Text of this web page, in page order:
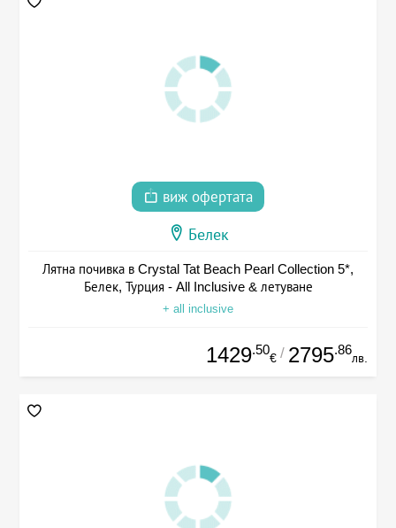
виж офертата
Белек
Лятна почивка в Crystal Tat Beach Pearl Collection 5*,
Белек, Турция - All Inclusive & летуване
+ all inclusive
1429.50
€ / 2795.86
лв.